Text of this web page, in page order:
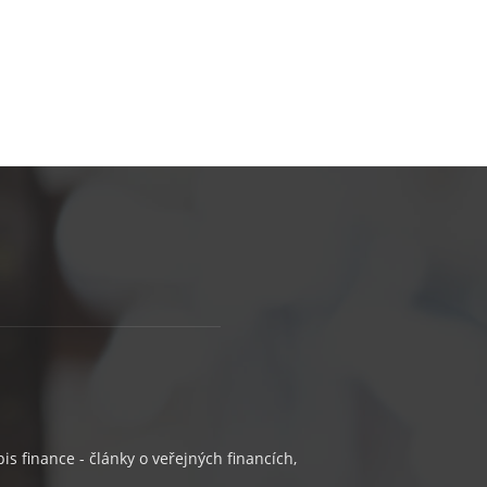
finance - články o veřejných financích,